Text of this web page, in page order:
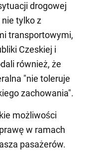
drogowej
nie tylko z
transportowymi,
Czeskiej i
również, że
"nie toleruje
zachowania".
możliwości
w ramach
pasażerów.